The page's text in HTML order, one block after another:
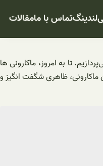
لندینگتماس با مامقالات
تا به امروز، ماکارونی ها
ظاهری شگفت انگیز و